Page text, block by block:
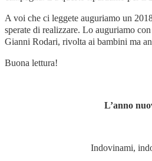
A voi che ci leggete auguriamo un
sperate di realizzare. Lo auguriamo
Gianni Rodari, rivolta ai bambini ma
Buona lettura!
L’anno
Indovinami,